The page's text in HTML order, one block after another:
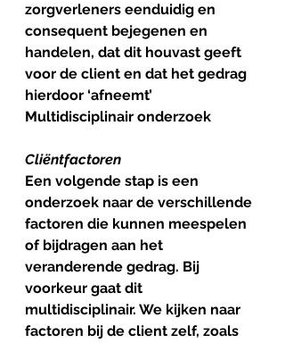
zorgverleners eenduidig en
consequent bejegenen en
handelen, dat dit houvast geeft
voor de client en dat het gedrag
hierdoor ‘afneemt’
Multidisciplinair onderzoek
Cliëntfactoren
Een volgende stap is een
onderzoek naar de verschillende
factoren die kunnen meespelen
of bijdragen aan het
veranderende gedrag. Bij
voorkeur gaat dit
multidisciplinair. We kijken naar
factoren bij de client zelf, zoals